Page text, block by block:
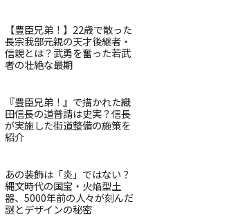
【豊臣兄弟！】22歳で散った
長宗我部元親の天才後継者・
信親とは？武勇を奮った若武
者の壮絶な最期
『豊臣兄弟！』で描かれた織
田信長の道普請は史実？信長
が実施した街道整備の施策を
紹介
あの装飾は「炎」ではない？
縄文時代の国宝・火焔型土
器、5000年前の人々が刻んだ
謎とデザインの秘密